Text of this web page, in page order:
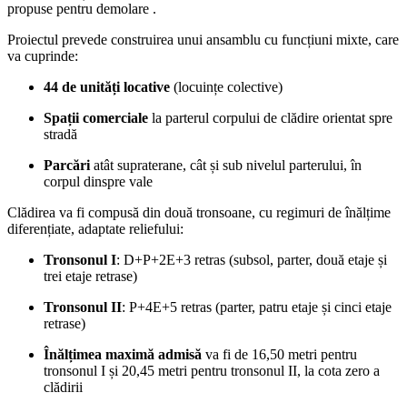
propuse pentru demolare .
Proiectul prevede construirea unui ansamblu cu funcțiuni mixte, care
va cuprinde:
44 de unități locative (locuințe colective)
Spații comerciale la parterul corpului de clădire orientat spre
stradă
Parcări atât supraterane, cât și sub nivelul parterului, în
corpul dinspre vale
Clădirea va fi compusă din două tronsoane, cu regimuri de înălțime
diferențiate, adaptate reliefului:
Tronsonul I: D+P+2E+3 retras (subsol, parter, două etaje și
trei etaje retrase)
Tronsonul II: P+4E+5 retras (parter, patru etaje și cinci etaje
retrase)
Înălțimea maximă admisă va fi de 16,50 metri pentru
tronsonul I și 20,45 metri pentru tronsonul II, la cota zero a
clădirii